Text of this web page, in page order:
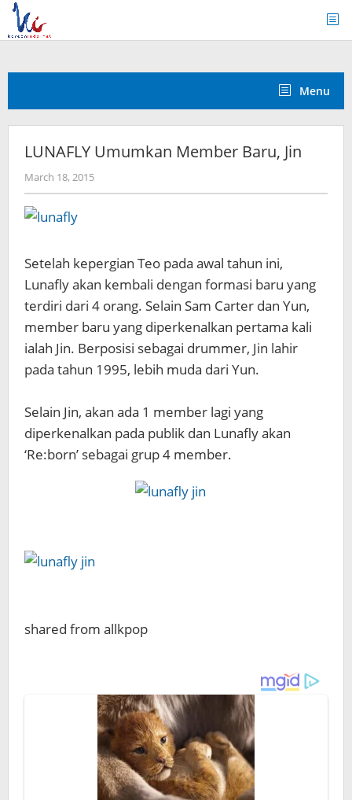
Skip
content
Menu
LUNAFLY Umumkan Member Baru, Jin
March 18, 2015by
Koreanindo
Setelah kepergian Teo pada awal tahun ini,
Lunafly akan kembali dengan formasi baru yang
terdiri dari 4 orang. Selain Sam Carter dan Yun,
member baru yang diperkenalkan pertama kali
ialah Jin. Berposisi sebagai drummer, Jin lahir
pada tahun 1995, lebih muda dari Yun.
Selain Jin, akan ada 1 member lagi yang
diperkenalkan pada publik dan Lunafly akan
‘Re:born’ sebagai grup 4 member.
shared from allkpop